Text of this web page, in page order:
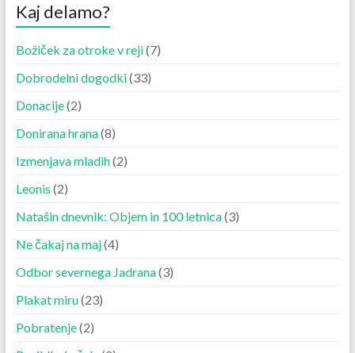
Kaj delamo?
Božiček za otroke v reji(7)
Dobrodelni dogodki(33)
Donacije(2)
Donirana hrana(8)
Izmenjava mladih(2)
Leonis (2)
Natašin dnevnik: Objem in 100 letnica(3)
Ne čakaj na maj(4)
Odbor severnega Jadrana(3)
Plakat miru(23)
Pobratenje(2)